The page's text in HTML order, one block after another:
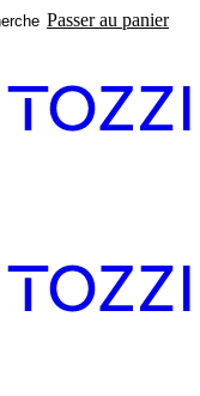
Passer au panier